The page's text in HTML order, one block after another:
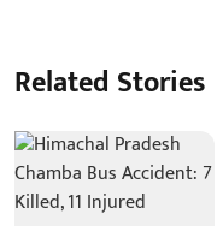
Related Stories